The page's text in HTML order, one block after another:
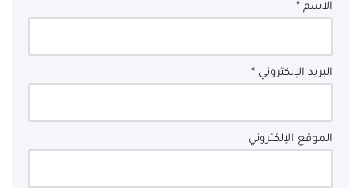
الاسم *
البريد الإلكتروني *
الموقع الإلكتروني